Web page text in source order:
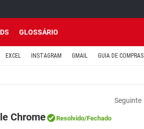
GLOSSÁRIO
EXCEL INSTAGRAM GMAIL GUIA DE COMPRAS
Seguinte
Chrome Resolvido/Fechado